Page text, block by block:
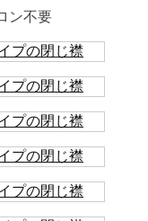
ン不要